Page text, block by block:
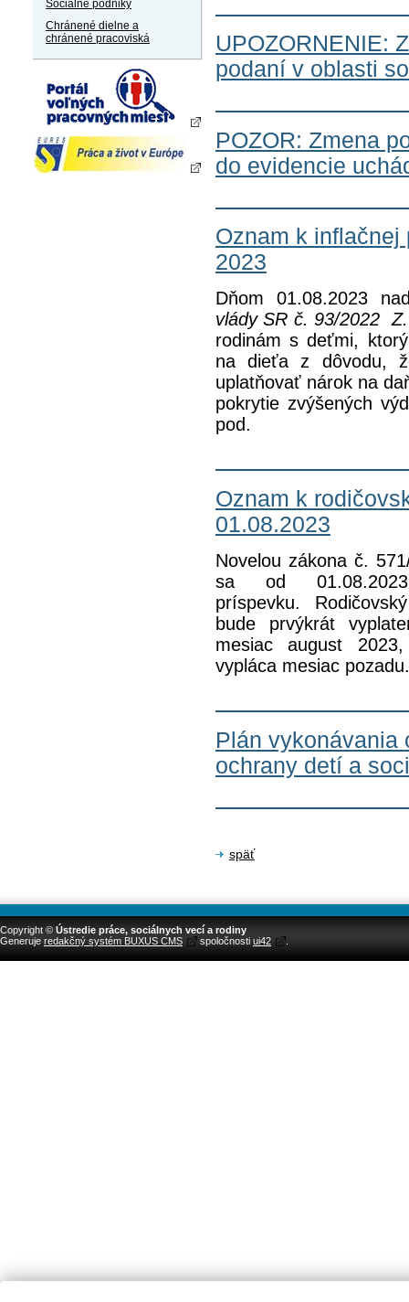
Sociálne podniky
Chránené dielne a
chránené pracoviská
UPOZORNENIE:
podaní v oblasti
POZOR: Zmena
do evidencie
Oznam k
2023
Dňom 01.08.2023
vlády SR č. 93/2022
rodinám s deťmi,
na dieťa z dôvodu,
uplatňovať nárok na
pokrytie zvýšených
pod.
Oznam k
01.08.2023
Novelou zákona č.
sa od
príspevku.
bude prvýkrát
mesiac august
vypláca mesiac pozadu.
Plán vykonávania
ochrany detí a
späť
Copyright © Ústredie práce, sociálnych vecí a rodiny
Generuje redakčný systém BUXUS CMS spoločnosti ui42